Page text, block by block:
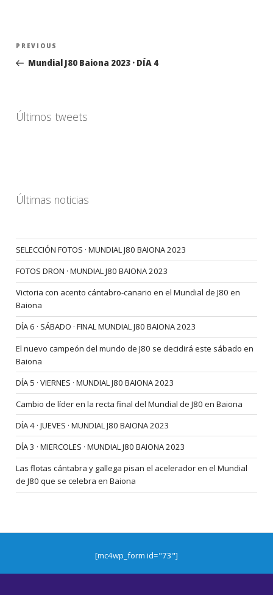
Navegación
entradas
Previous
Post
PREVIOUS
Mundial J80 Baiona 2023 · DÍA 4
Últimos tweets
Últimas noticias
SELECCIÓN FOTOS · MUNDIAL J80 BAIONA 2023
FOTOS DRON · MUNDIAL J80 BAIONA 2023
Victoria con acento cántabro-canario en el Mundial de J80 en
Baiona
DÍA 6 · SÁBADO · FINAL MUNDIAL J80 BAIONA 2023
El nuevo campeón del mundo de J80 se decidirá este sábado en
Baiona
DÍA 5 · VIERNES · MUNDIAL J80 BAIONA 2023
Cambio de líder en la recta final del Mundial de J80 en Baiona
DÍA 4 · JUEVES · MUNDIAL J80 BAIONA 2023
DÍA 3 · MIERCOLES · MUNDIAL J80 BAIONA 2023
Las flotas cántabra y gallega pisan el acelerador en el Mundial
de J80 que se celebra en Baiona
[mc4wp_form id="73"]